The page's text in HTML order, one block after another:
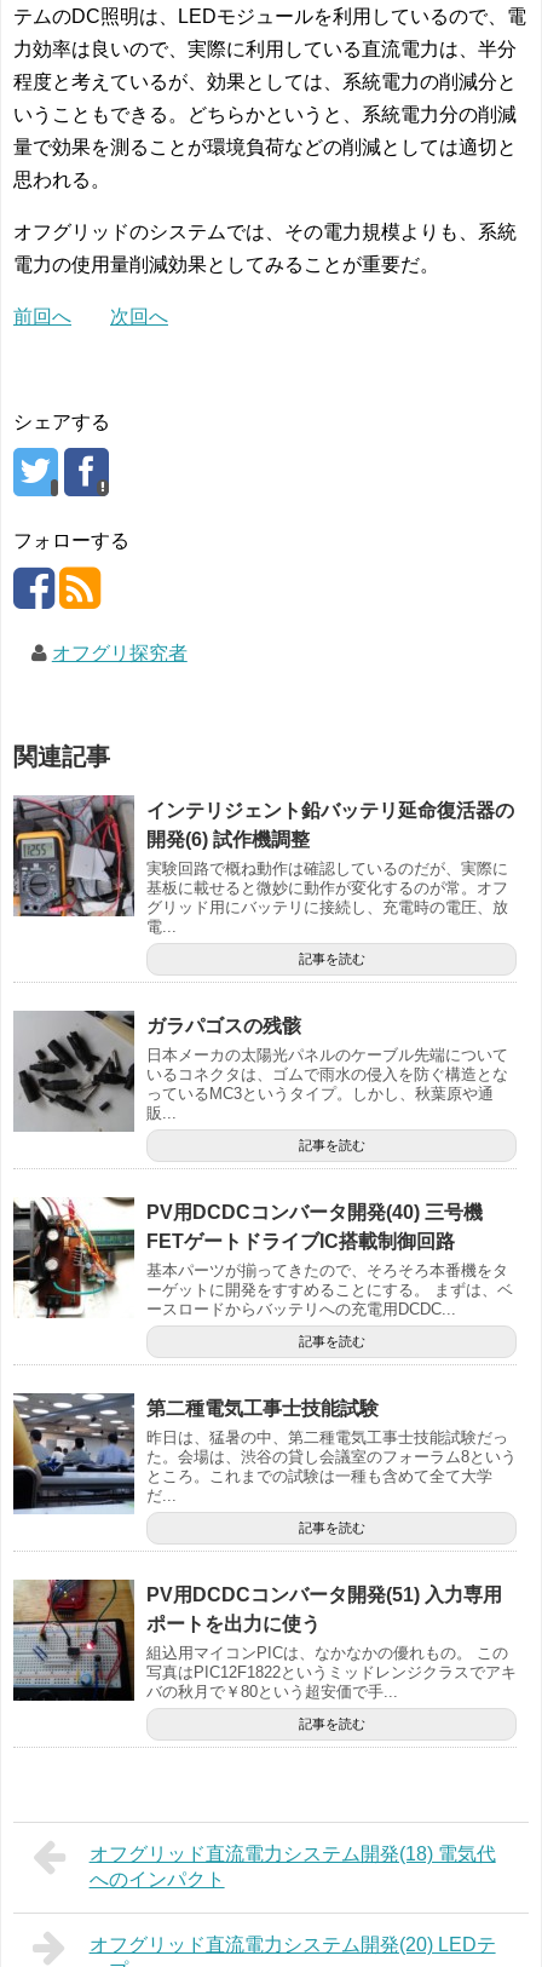
テムのDC照明は、LEDモジュールを利用しているので、電
力効率は良いので、実際に利用している直流電力は、半分
程度と考えているが、効果としては、系統電力の削減分と
いうこともできる。どちらかというと、系統電力分の削減
量で効果を測ることが環境負荷などの削減としては適切と
思われる。
オフグリッドのシステムでは、その電力規模よりも、系統
電力の使用量削減効果としてみることが重要だ。
前回へ 次回へ
シェアする
フォローする
オフグリ探究者
関連記事
インテリジェント鉛バッテリ延命復活器の
開発(6) 試作機調整
実験回路で概ね動作は確認しているのだが、実際に
基板に載せると微妙に動作が変化するのが常。オフ
グリッド用にバッテリに接続し、充電時の電圧、放
電...
記事を読む
ガラパゴスの残骸
日本メーカの太陽光パネルのケーブル先端について
いるコネクタは、ゴムで雨水の侵入を防ぐ構造とな
っているMC3というタイプ。しかし、秋葉原や通
販...
記事を読む
PV用DCDCコンバータ開発(40) 三号機
FETゲートドライブIC搭載制御回路
基本パーツが揃ってきたので、そろそろ本番機をタ
ーゲットに開発をすすめることにする。 まずは、ベ
ースロードからバッテリへの充電用DCDC...
記事を読む
第二種電気工事士技能試験
昨日は、猛暑の中、第二種電気工事士技能試験だっ
た。会場は、渋谷の貸し会議室のフォーラム8という
ところ。これまでの試験は一種も含めて全て大学
だ...
記事を読む
PV用DCDCコンバータ開発(51) 入力専用
ポートを出力に使う
組込用マイコンPICは、なかなかの優れもの。 この
写真はPIC12F1822というミッドレンジクラスでアキ
バの秋月で￥80という超安価で手...
記事を読む
オフグリッド直流電力システム開発(18) 電気代
へのインパクト
オフグリッド直流電力システム開発(20) LEDテ